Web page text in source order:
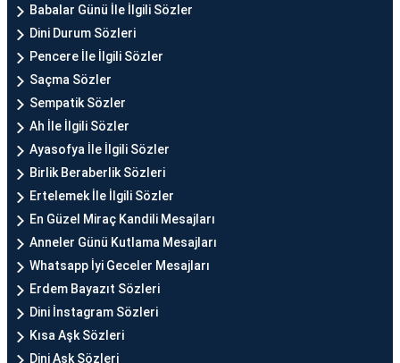
Babalar Günü İle İlgili Sözler
Dini Durum Sözleri
Pencere İle İlgili Sözler
Saçma Sözler
Sempatik Sözler
Ah İle İlgili Sözler
Ayasofya İle İlgili Sözler
Birlik Beraberlik Sözleri
Ertelemek İle İlgili Sözler
En Güzel Miraç Kandili Mesajları
Anneler Günü Kutlama Mesajları
Whatsapp İyi Geceler Mesajları
Erdem Bayazıt Sözleri
Dini İnstagram Sözleri
Kısa Aşk Sözleri
Dini Aşk Sözleri